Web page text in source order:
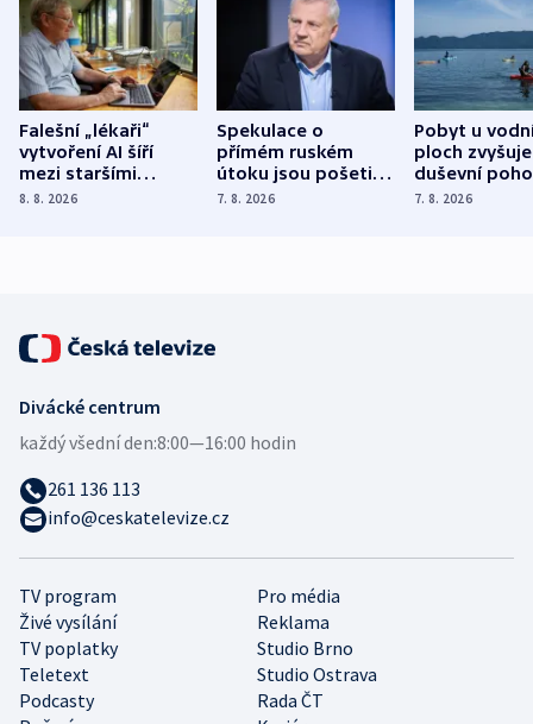
Falešní „lékaři“
vytvoření AI šíří
mezi staršími
Poláky nebezpečné
8. 8. 2026
Spekulace o
přímém ruském
útoku jsou pošetilé,
míní estonský
7. 8. 2026
Pobyt u
ploch zvyšuje
duševní
ukázala
7. 8. 2026
TV program
Pro média
Živé vysílání
Reklama
TV poplatky
Studio Brno
Teletext
Studio Ostrava
Podcasty
Rada ČT
Divácké centrum
každý všední den:8:00—16:00 hodin
261 136 113
info@ceskatelevize.cz